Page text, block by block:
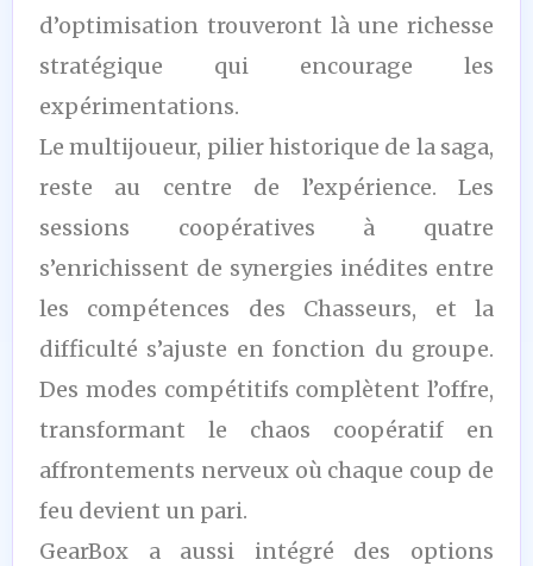
d’optimisation trouveront là une richesse
stratégique qui encourage les
expérimentations.
Le multijoueur, pilier historique de la saga,
reste au centre de l’expérience. Les
sessions coopératives à quatre
s’enrichissent de synergies inédites entre
les compétences des Chasseurs, et la
difficulté s’ajuste en fonction du groupe.
Des modes compétitifs complètent l’offre,
transformant le chaos coopératif en
affrontements nerveux où chaque coup de
feu devient un pari.
GearBox a aussi intégré des options